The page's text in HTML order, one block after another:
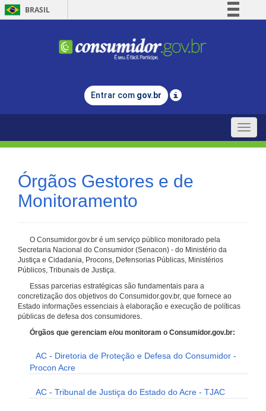
BRASIL
Comunica BR
Legislação
Entrar com gov.br
Toggle
Órgãos Gestores e de
Monitoramento
O Consumidor.gov.br é um serviço público monitorado pela
Secretaria Nacional do Consumidor (Senacon) - do Ministério da
Justiça e Cidadania, Procons, Defensorias Públicas, Ministérios
Públicos, Tribunais de Justiça.
Essas parcerias estratégicas são fundamentais para a
concretização dos objetivos do Consumidor.gov.br, que fornece ao
Estado informações essenciais à elaboração e execução de políticas
públicas de defesa dos consumidores.
Órgãos que gerenciam e/ou monitoram o Consumidor.gov.br:
AC - Diretoria de Proteção e Defesa do Consumidor -
Procon Acre
AC - Tribunal de Justiça do Estado do Acre - TJAC